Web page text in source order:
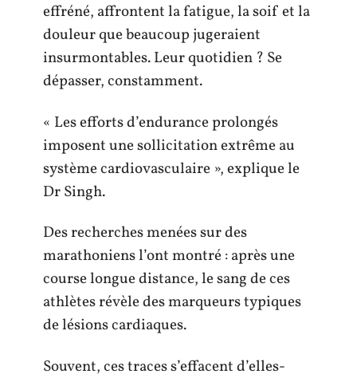
effréné, affrontent la fatigue, la soif et la
douleur que beaucoup jugeraient
insurmontables. Leur quotidien ? Se
dépasser, constamment.
« Les efforts d’endurance prolongés
imposent une sollicitation extrême au
système cardiovasculaire », explique le
Dr Singh.
Des recherches menées sur des
marathoniens l’ont montré : après une
course longue distance, le sang de ces
athlètes révèle des marqueurs typiques
de lésions cardiaques.
Souvent, ces traces s’effacent d’elles-